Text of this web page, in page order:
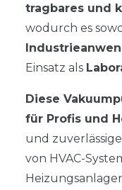
tragbares und
wodurch es
Einsatz als
Diese
für Profis und
und
von HVAC-